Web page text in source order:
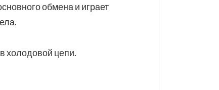
обмена и играет
холодовой цепи.